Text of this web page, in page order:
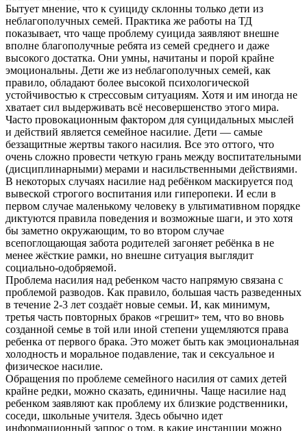
Бытует мнение, что к суициду склонны только дети из
неблагополучных семей. Практика же работы на ТД
показывает, что чаще проблему суицида заявляют внешне
вполне благополучные ребята из семей среднего и даже
высокого достатка. Они умны, начитаны и порой крайне
эмоциональны. Дети же из неблагополучных семей, как
правило, обладают более высокой психологической
устойчивостью к стрессовым ситуациям. Хотя и им иногда не
хватает сил выдерживать всё несовершенство этого мира.
Часто провокационным фактором для суицидальных мыслей
и действий является семейное насилие. Дети — самые
беззащитные жертвы такого насилия. Все это оттого, что
очень сложно провести четкую грань между воспитательными
(дисциплинарными) мерами и насильственными действиями.
В некоторых случаях насилие над ребёнком маскируется под
вывеской строгого воспитания или гиперопеки. И если в
первом случае маленькому человеку в ультимативном порядке
диктуются правила поведения и возможные шаги, и это хотя
бы заметно окружающим, то во втором случае
всепоглощающая забота родителей загоняет ребёнка в не
менее жёсткие рамки, но внешне ситуация выглядит
социально-одобряемой.
Проблема насилия над ребенком часто напрямую связана с
проблемой разводов. Как правило, большая часть разведенных
в течение 2-3 лет создаёт новые семьи. И, как минимум,
третья часть повторных браков «грешит» тем, что во вновь
созданной семье в той или иной степени ущемляются права
ребенка от первого брака. Это может быть как эмоциональная
холодность и моральное подавление, так и сексуальное и
физическое насилие.
Обращения по проблеме семейного насилия от самих детей
крайне редки, можно сказать, единичны. Чаще насилие над
ребенком заявляют как проблему их близкие родственники,
соседи, школьные учителя. Здесь обычно идет
информационный запрос о том, в какие инстанции можно